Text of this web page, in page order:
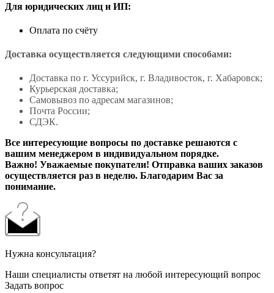
Для юридических лиц и ИП:
Оплата по счёту
Доставка осуществляется следующими способами:
Доставка по г. Уссурийск, г. Владивосток, г. Хабаровск;
Курьерская доставка;
Самовывоз по адресам магазинов;
Почта России;
СДЭК.
Все интересующие вопросы по доставке решаются с
вашим менеджером в индивидуальном порядке.
Важно! Уважаемые покупатели! Отправка ваших заказов
осуществляется раз в неделю. Благодарим Вас за
понимание.
Нужна консультация?
Наши специалисты ответят на любой интересующий вопрос
Задать вопрос